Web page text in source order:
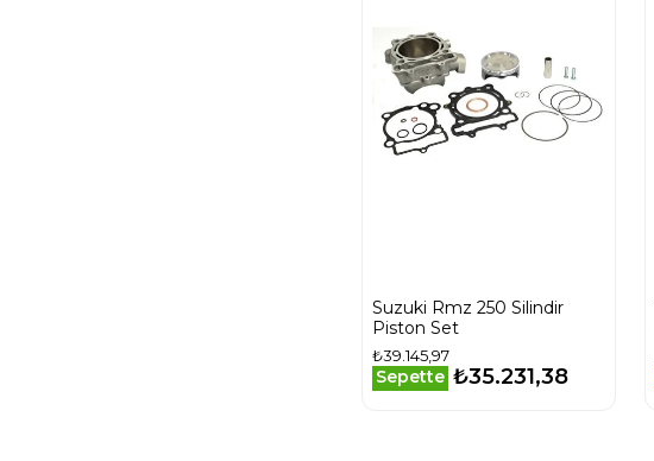
Suzuki Rmz 250 Silindir
Piston Set
₺39.145,97
Sepette ₺35.231,38